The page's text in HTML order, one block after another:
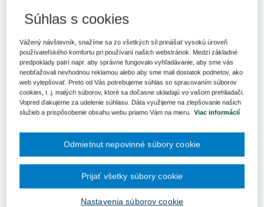
Jedným z nástrojov štátu pre riešenie tohto celospoločenského
problému mal byť rezidentský program, ktorý spustilo ministerstvo
kontroly prostredníctvom svojej analytickej jednotky zisťovala, či
sa vďaka programu podarilo eliminovať riziká vyplývajúce z počtu
a veku všeobecných lekárov. Kontrolný úrad na základe získaných
dát konštatuje, že rezidentský program len čiastočne naplnil svoj
strategický cieľ zameraný na riešenie kritického stavu počtu
všeobecných lekárov v teréne. Jeho reálny prínos nebol
ministerstvom zdravotníctva detailne vyhodnotený a aj preto je
Súhlas s cookies
Vážený návštevník, snažíme sa zo všetkých síl prinášať vysokú úroveň
používateľského komfortu pri používaní našich webstránok. Medzi základné
predpoklady patrí napr. aby správne fungovalo vyhľadávanie, aby sme vás
neobťažovali nevhodnou reklamou alebo aby sme mali dostatok podnetov, ako
web vylepšovať. Preto od Vás potrebujeme súhlas so spracovaním súborov
cookies, t. j. malých súborov, ktoré sa dočasne ukladajú vo vašom prehliadači.
Vopred ďakujeme za udelenie súhlasu. Dáta využijeme na zlepšovanie našich
služieb a prispôsobenie obsahu webu priamo Vám na mieru.
Viac informácií
Nastavenia súborov cookie
Odmietnut nepovinné súbory cookie
Prijať všetky súbory cookie